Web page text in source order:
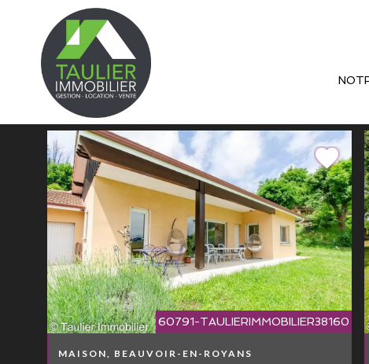
60791-TAULIERIMMOBILIER38160
MAISON, BEAUVOIR-EN-ROYANS